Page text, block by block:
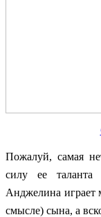
Пожалуй, самая
силу ее таланта
Анджелина играет
смысле) сына, а